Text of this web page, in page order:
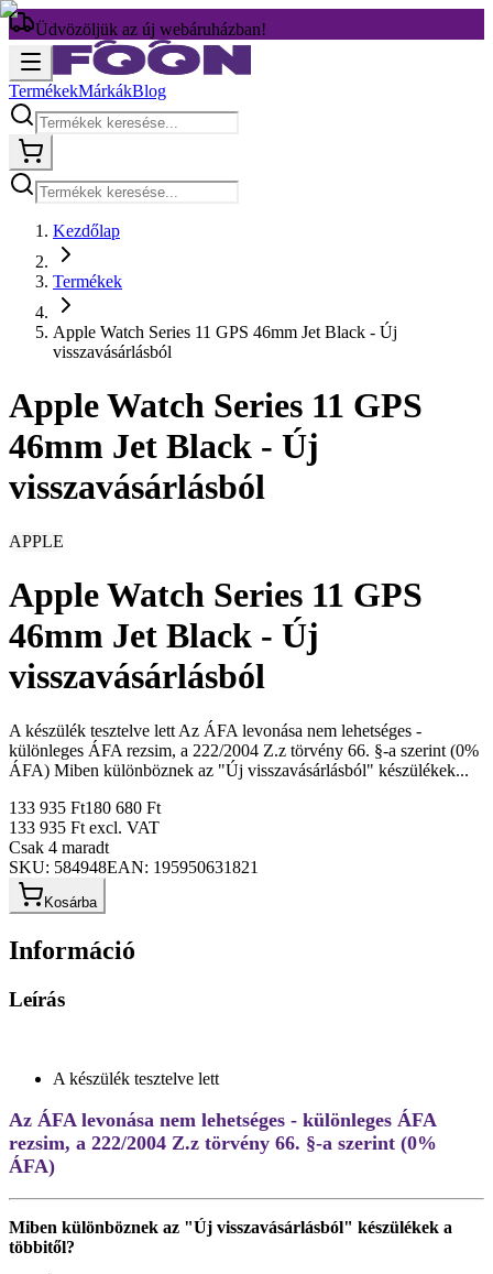
Üdvözöljük az új webáruházban!
TermékekMárkákBlog
Kezdőlap
Termékek
Apple Watch Series 11 GPS 46mm Jet Black - Új
visszavásárlásból
Apple Watch Series 11 GPS
46mm Jet Black - Új
visszavásárlásból
APPLE
Apple Watch Series 11 GPS
46mm Jet Black - Új
visszavásárlásból
A készülék tesztelve lett Az ÁFA levonása nem lehetséges -
különleges ÁFA rezsim, a 222/2004 Z.z törvény 66. §-a szerint (0%
ÁFA) Miben különböznek az "Új visszavásárlásból" készülékek...
133 935 Ft180 680 Ft
133 935 Ft excl. VAT
Csak 4 maradt
SKU: 584948EAN: 195950631821
Kosárba
Információ
Leírás
A készülék tesztelve lett
Az ÁFA levonása nem lehetséges - különleges ÁFA
rezsim, a 222/2004 Z.z törvény 66. §-a szerint (0%
ÁFA)
Miben különböznek az "Új visszavásárlásból" készülékek a
többitől?